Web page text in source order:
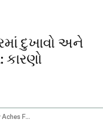
દુખાવો અને
Diarrhea Chills Body Aches Fatigue No Vomiting